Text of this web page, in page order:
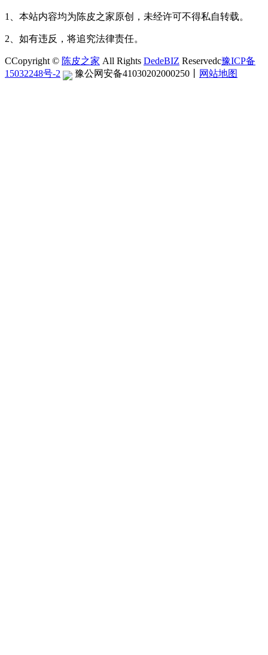
1、本站内容均为陈皮之家原创，未经许可不得私自转载。
2、如有违反，将追究法律责任。
CCopyright © 陈皮之家 All Rights DedeBIZ Reservedc豫ICP备
15032248号-2
豫公网安备41030202000250 网站地图